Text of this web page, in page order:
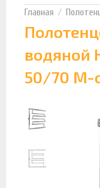
водяной
50/70 М-